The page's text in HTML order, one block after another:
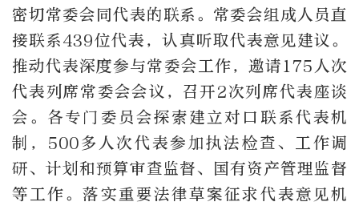
密切常委会同代表的联系。常委会组成人员直
接联系439位代表，认真听取代表意见建议。
推动代表深度参与常委会工作，邀请175人次
代表列席常委会会议，召开2次列席代表座谈
会。各专门委员会探索建立对口联系代表机
制，500多人次代表参加执法检查、工作调
研、计划和预算审查监督、国有资产管理监督
等工作。落实重要法律草案征求代表意见机